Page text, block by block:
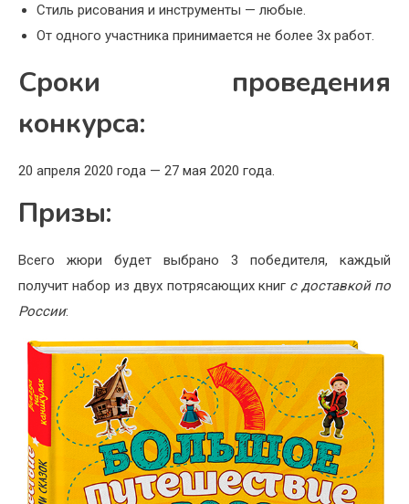
Стиль рисования и инструменты — любые.
От одного участника принимается не более 3х работ.
Сроки проведения
конкурса:
20 апреля 2020 года — 27 мая 2020 года.
Призы:
Всего жюри будет выбрано 3 победителя, каждый
получит набор из двух потрясающих книг с доставкой по
России: